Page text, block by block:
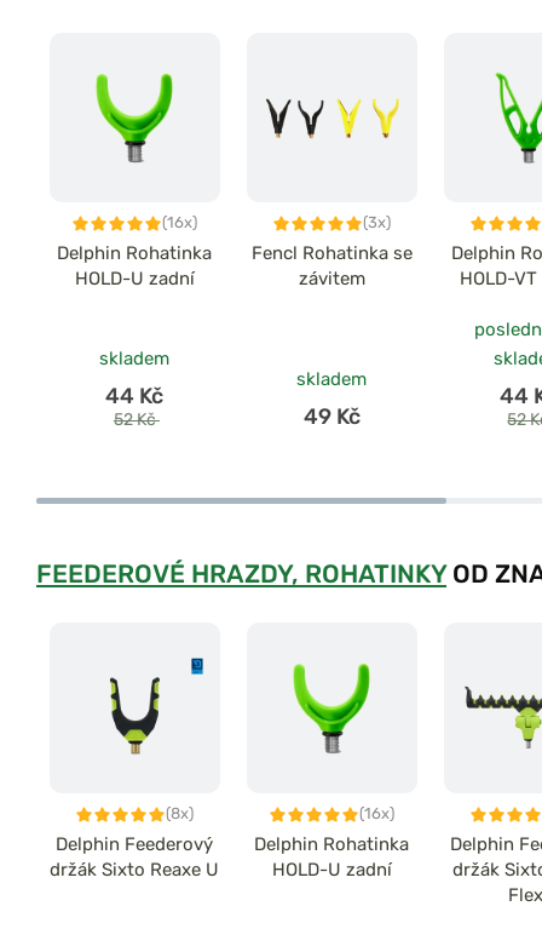
(16x)
Delphin Rohatinka
HOLD-U zadní
skladem
44 Kč
52 Kč
(3x)
Fencl Rohatinka se
závitem
skladem
49 Kč
Delphin
HOLD-
44
52
FEEDEROVÉ HRAZDY, ROHATINKYOD
(8x)
Delphin Feederový
držák Sixto Reaxe U
(16x)
Delphin Rohatinka
HOLD-U zadní
Delphin
držák